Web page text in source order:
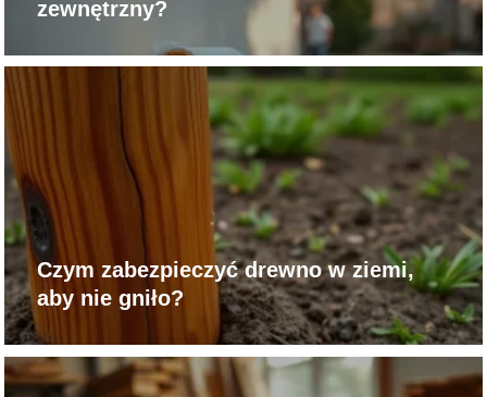
zewnętrzny?
Czym zabezpieczyć drewno w ziemi,
aby nie gniło?